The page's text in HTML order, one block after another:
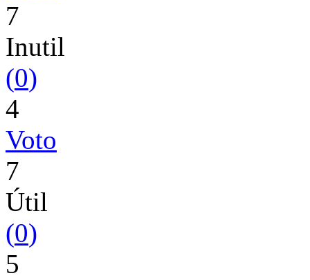
7
Inutil
(0)
4
Voto
7
Útil
(0)
5